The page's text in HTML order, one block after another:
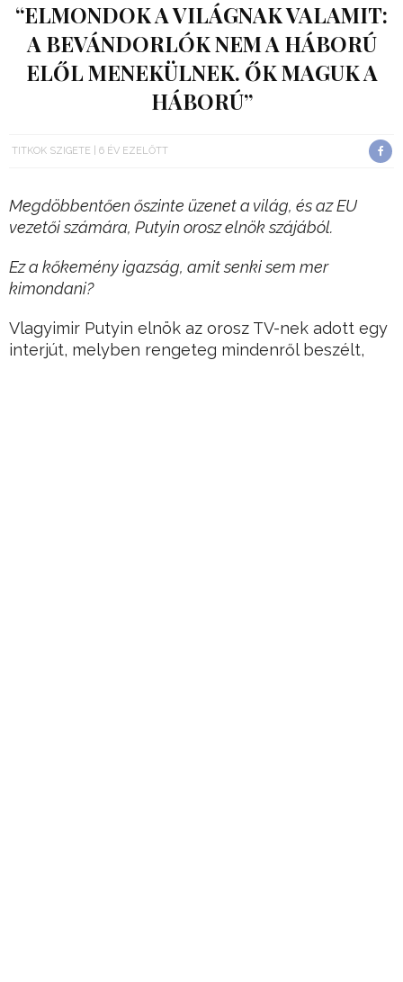
“ELMONDOK A VILÁGNAK VALAMIT:
A BEVÁNDORLÓK NEM A HÁBORÚ
ELŐL MENEKÜLNEK. ŐK MAGUK A
HÁBORÚ”
TITKOK SZIGETE 6 ÉV EZELŐTT
Megdöbbentően őszinte üzenet a világ, és az EU
vezetői számára, Putyin orosz elnök szájából.
Ez a kőkemény igazság, amit senki sem mer
kimondani?
Vlagyimir Putyin elnök az orosz TV-nek adott egy
interjút, melyben rengeteg mindenről beszélt,